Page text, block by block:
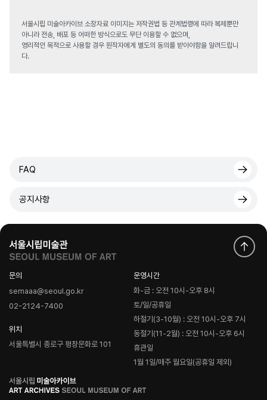
서울시립 미술아카이브 소장자료 이미지는 저작권법 등 관계법령에 따라 복제뿐만
아니라 전송, 배포 등 어떠한 방식으로도 무단 이용할 수 없으며,
영리적인 목적으로 사용할 경우 원작자에게 별도의 동의를 받아야함을 알려드립니
다.
FAQ
공지사항
문의
semaaa@seoul.go.kr
02-2124-7400
위치
서울특별시 종로구 평창문화로 101
운영시간
화-금 : 오전 10시-오후 8시
토/일/공휴일
하절기(3-10월) : 오전 10시-오후 7시
동절기(11-2월) : 오전 10시-오후 6시
휴관일
1월 1일/매주 월요일(공휴일 제외)
로
고